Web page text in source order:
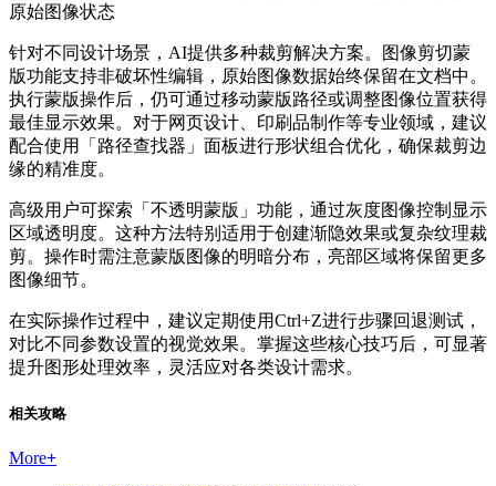
原始图像状态
针对不同设计场景，AI提供多种裁剪解决方案。图像剪切蒙
版功能支持非破坏性编辑，原始图像数据始终保留在文档中。
执行蒙版操作后，仍可通过移动蒙版路径或调整图像位置获得
最佳显示效果。对于网页设计、印刷品制作等专业领域，建议
配合使用「路径查找器」面板进行形状组合优化，确保裁剪边
缘的精准度。
高级用户可探索「不透明蒙版」功能，通过灰度图像控制显示
区域透明度。这种方法特别适用于创建渐隐效果或复杂纹理裁
剪。操作时需注意蒙版图像的明暗分布，亮部区域将保留更多
图像细节。
在实际操作过程中，建议定期使用Ctrl+Z进行步骤回退测试，
对比不同参数设置的视觉效果。掌握这些核心技巧后，可显著
提升图形处理效率，灵活应对各类设计需求。
相关攻略
More+